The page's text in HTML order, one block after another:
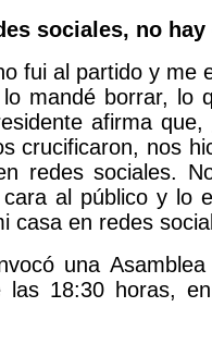
sociales, no
fui al partido y me
mandé borrar, lo
afirma que,
crucificaron, nos
redes sociales.
al público y lo
casa en redes
una
18:30 horas,